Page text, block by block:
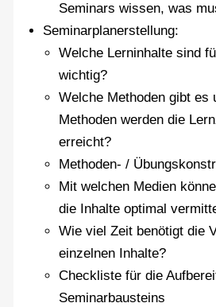
Seminars wissen, was
Seminarplanerstellung:
Welche Lerninhalte sind
wichtig?
Welche Methoden gibt es
Methoden werden die
erreicht?
Methoden- /
Mit welchen Medien
die Inhalte optimal
Wie viel Zeit benötigt die
einzelnen Inhalte?
Checkliste für die
Seminarbausteins